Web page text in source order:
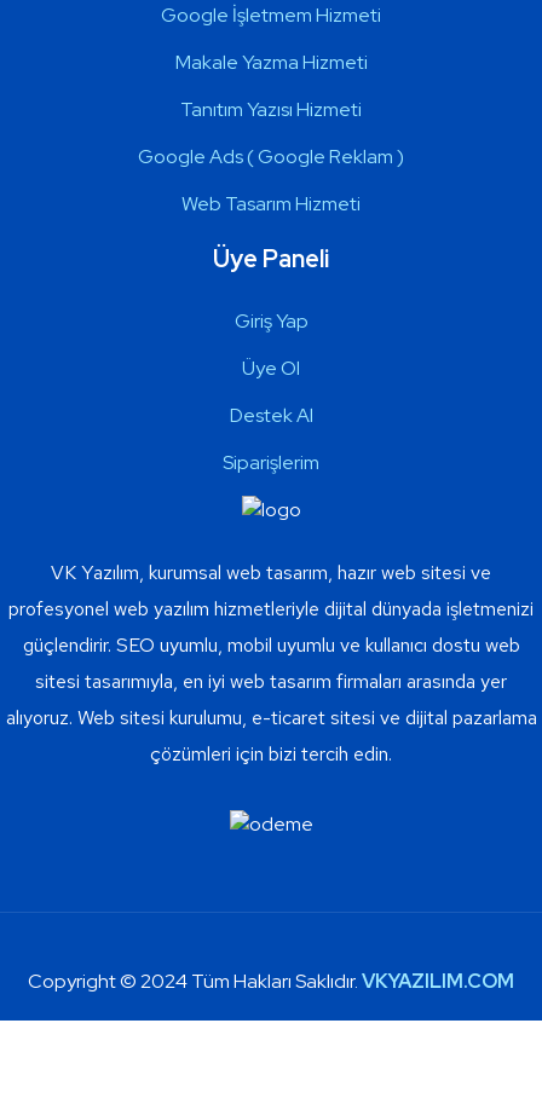
Google İşletmem Hizmeti
Makale Yazma Hizmeti
Tanıtım Yazısı Hizmeti
Google Ads ( Google Reklam )
Web Tasarım Hizmeti
Üye Paneli
Giriş Yap
Üye Ol
Destek Al
Siparişlerim
VK Yazılım, kurumsal web tasarım, hazır web sitesi ve
profesyonel web yazılım hizmetleriyle dijital dünyada işletmenizi
güçlendirir. SEO uyumlu, mobil uyumlu ve kullanıcı dostu web
sitesi tasarımıyla, en iyi web tasarım firmaları arasında yer
alıyoruz. Web sitesi kurulumu, e-ticaret sitesi ve dijital pazarlama
çözümleri için bizi tercih edin.
Copyright © 2024 Tüm Hakları Saklıdır.VKYAZILIM.COM